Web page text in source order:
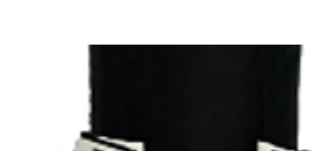
diferente al que